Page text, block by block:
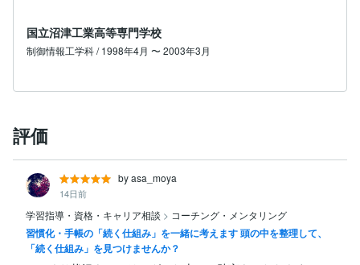
国立沼津工業高等専門学校
制御情報工学科 / 1998年4月 〜 2003年3月
評価
by asa_moya
14日前
学習指導・資格・キャリア相談 > コーチング・メンタリング
習慣化・手帳の「続く仕組み」を一緒に考えます 頭の中を整理して、
「続く仕組み」を見つけませんか？